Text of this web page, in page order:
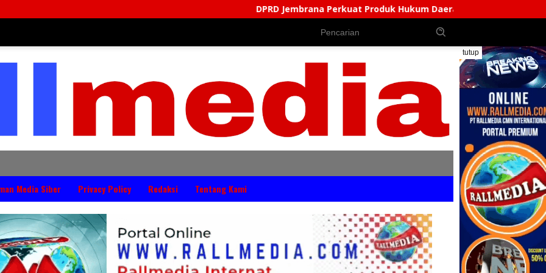
DPRD Jembrana Perkuat Produk Hukum Daerah, Bentuk AKD Pembahas Ranperda Dan
tutup
Media Siber Privacy Policy Redaksi Tentang Kami